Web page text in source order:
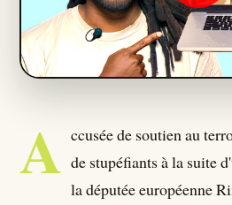
Seumboy Vrainom:€
Journalistes
S'ABONNER
A ccusée de soutien au
de stupéfiants à la suite
la députée européenne